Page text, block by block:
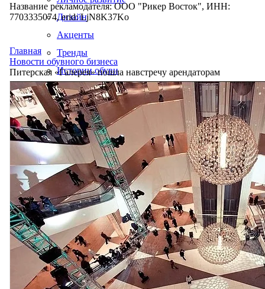
Дизайн
Акценты
Тренды
Истории обуви
Производство
Название рекламодателя: ООО "Рикер Восток", ИНН:
7703335074, erid: LjN8K37Ko
Главная
Новости обувного бизнеса
Питерская «Галерея» пошла навстречу арендаторам